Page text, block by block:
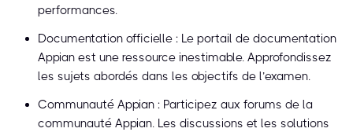
performances.
Documentation officielle : Le portail de documentation
Appian est une ressource inestimable. Approfondissez
les sujets abordés dans les objectifs de l’examen.
Communauté Appian : Participez aux forums de la
communauté Appian. Les discussions et les solutions